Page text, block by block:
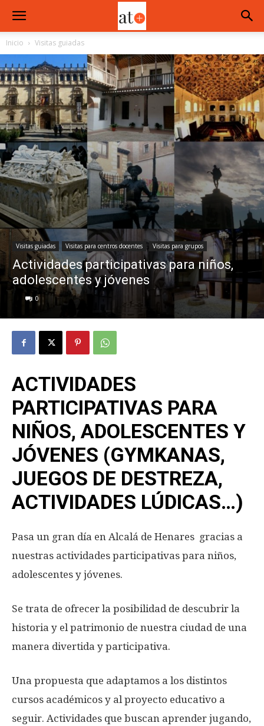
Inicio Visitas guiadas
Visitas guiadas Visitas para centros docentes Visitas para grupos
Actividades participativas para niños,
adolescentes y jóvenes
0
ACTIVIDADES
PARTICIPATIVAS PARA
NIÑOS, ADOLESCENTES Y
JÓVENES (GYMKANAS,
JUEGOS DE DESTREZA,
ACTIVIDADES LÚDICAS…)
Pasa un gran día en Alcalá de Henares gracias a
nuestras actividades participativas para niños,
adolescentes y jóvenes.
Se trata de ofrecer la posibilidad de descubrir la
historia y el patrimonio de nuestra ciudad de una
manera divertida y participativa.
Una propuesta que adaptamos a los distintos
cursos académicos y al proyecto educativo a
seguir. Actividades que buscan aprender jugando,